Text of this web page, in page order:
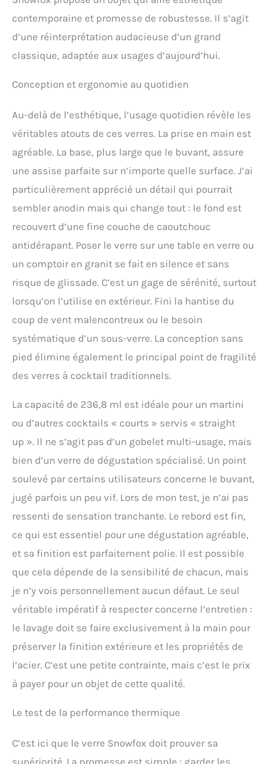
boissons à la maison
pour des voisins qui
vous soyez un mixologue
de carrière établie. Notre
inoxydable et nos verres à
martini sont faciles à tenir
et très fonctionnels avec
tous les détails efficaces
dont vous avez besoin,
prêts à vous servir et à
servir toute votre fête
Conçus pour durer avec
des détails spéciaux : nos
verres à martini sans pied
inoxydable de qualité
alimentaire qui est isolé
à double paroi. Les mains
restent chaudes et sèches
boissons restent glacées
à l'intérieur. Pas besoin de
suffit de verser des
martinis froids, des
cocktails et ils seront
parfaitement réfrigérés
jusqu'à ce que vous ayez
terminé. Ces verres
Lowball durables et plus
légers que le verre
disposent d'un bord
améliore vraiment votre
expérience de dégustation
à la maison : comptez sur
l'équipe de SNOWFOX pour
de divertissement
intérieures et extérieures.
votre placard de cuisine
avec des accessoires de
barman exquis fabriqués
avec soin. Utilisez vos
nouveaux verres à martini
amusants avec des
shakers, des gobelets et
pour un affichage
réunions décontractées
contemporaine et promesse de robustesse. Il s’agit
d’une réinterprétation audacieuse d’un grand
classique, adaptée aux usages d’aujourd’hui.
Conception et ergonomie au quotidien
Au-delà de l’esthétique, l’usage quotidien révèle les
véritables atouts de ces verres. La prise en main est
agréable. La base, plus large que le buvant, assure
une assise parfaite sur n’importe quelle surface. J’ai
particulièrement apprécié un détail qui pourrait
sembler anodin mais qui change tout : le fond est
recouvert d’une fine couche de caoutchouc
antidérapant. Poser le verre sur une table en verre ou
un comptoir en granit se fait en silence et sans
risque de glissade. C’est un gage de sérénité, surtout
lorsqu’on l’utilise en extérieur. Fini la hantise du
coup de vent malencontreux ou le besoin
systématique d’un sous-verre. La conception sans
pied élimine également le principal point de fragilité
des verres à cocktail traditionnels.
La capacité de 236,8 ml est idéale pour un martini
ou d’autres cocktails « courts » servis « straight
up ». Il ne s’agit pas d’un gobelet multi-usage, mais
bien d’un verre de dégustation spécialisé. Un point
soulevé par certains utilisateurs concerne le buvant,
jugé parfois un peu vif. Lors de mon test, je n’ai pas
ressenti de sensation tranchante. Le rebord est fin,
ce qui est essentiel pour une dégustation agréable,
et sa finition est parfaitement polie. Il est possible
que cela dépende de la sensibilité de chacun, mais
je n’y vois personnellement aucun défaut. Le seul
véritable impératif à respecter concerne l’entretien :
le lavage doit se faire exclusivement à la main pour
préserver la finition extérieure et les propriétés de
l’acier. C’est une petite contrainte, mais c’est le prix
à payer pour un objet de cette qualité.
Le test de la performance thermique
C’est ici que le verre Snowfox doit prouver sa